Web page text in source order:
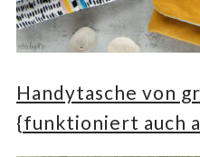
Handytasche von
{funktioniert auch